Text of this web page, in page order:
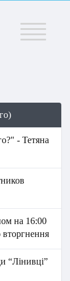
Меню
- Тетяна
на 16:00
вторгнення
“Лінивці”